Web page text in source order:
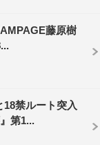
藤原樹
禁ルート突入
第1...